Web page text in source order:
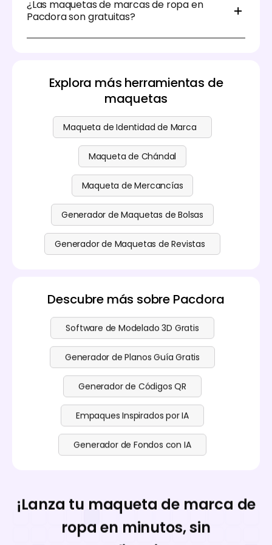
también admite fondos transparentes. Esto te
permite integrar las maquetas de tu marca de ropa
¿Las maquetas de marcas de ropa en
Pacdora son gratuitas?
Explora más herramientas de
maquetas
Maqueta de Identidad de Marca
Maqueta de Chándal
Maqueta de Mercancías
Generador de Maquetas de Bolsas
Generador de Maquetas de Revistas
Descubre más sobre Pacdora
Software de Modelado 3D Gratis
Generador de Planos Guía Gratis
Generador de Códigos QR
Empaques Inspirados por IA
Generador de Fondos con IA
¡Lanza tu maqueta de marca de
ropa en minutos, sin